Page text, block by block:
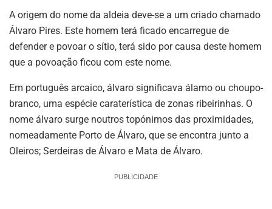
A origem do nome da aldeia deve-se a um criado chamado
Álvaro Pires. Este homem terá ficado encarregue de
defender e povoar o sítio, terá sido por causa deste homem
que a povoação ficou com este nome.
Em português arcaico, álvaro significava álamo ou choupo-
branco, uma espécie caraterística de zonas ribeirinhas. O
nome álvaro surge noutros topónimos das proximidades,
nomeadamente Porto de Álvaro, que se encontra junto a
Oleiros; Serdeiras de Álvaro e Mata de Álvaro.
PUBLICIDADE